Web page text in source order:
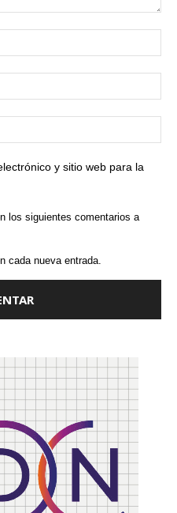
y sitio web para la
los siguientes comentarios a
cada nueva entrada.